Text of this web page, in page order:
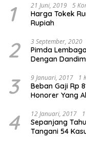
1 21 Juni, 2019 5
Harga Tokek
Rupiah
2 3 September, 2020
Pimda
Dengan
3 9 Januari, 2017 1
Beban Gaji Rp
Honorer Yang
4 12 Januari, 2017
Sepanjang Tahun
Tangani 54